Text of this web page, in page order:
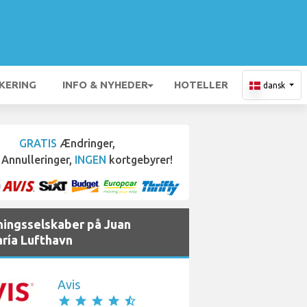
INFO & NYHEDER HOTELLER dansk
GRATIS Ændringer,
Annulleringer, INGEN kortgebyrer!
på Juan
Lufthavn
Avis
star star star star star_half